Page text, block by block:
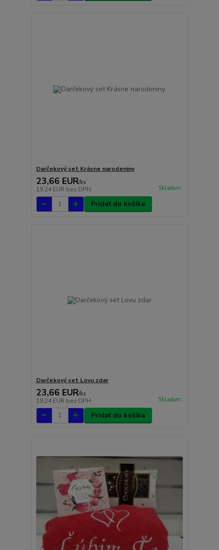
Darčekový set Krásne narodeniny
23,66 EUR/ks
19,24 EUR bez DPH Skladom
Pridať do košíka
Darčekový set Lovu zdar
23,66 EUR/ks
19,24 EUR bez DPH Skladom
Pridať do košíka